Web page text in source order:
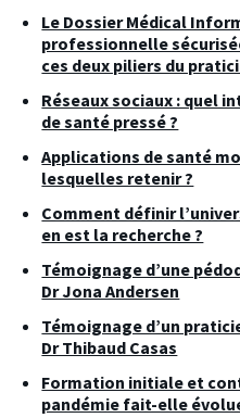
Le Dossier Médical
professionnelle
ces deux piliers du
Réseaux sociaux : quel
de santé pressé ?
Applications de santé
lesquelles retenir ?
Comment définir
en est la recherche ?
Témoignage d’une
Dr Jona Andersen
Témoignage d’un
Dr Thibaud Casas
Formation initiale et
pandémie fait-elle